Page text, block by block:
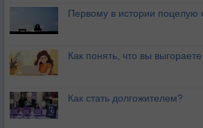
Первому в истории поцелую
Как понять, что вы
Как стать долгожителем?